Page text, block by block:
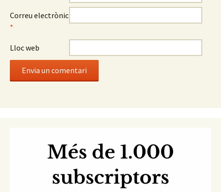
Correu electrònic
*
Lloc web